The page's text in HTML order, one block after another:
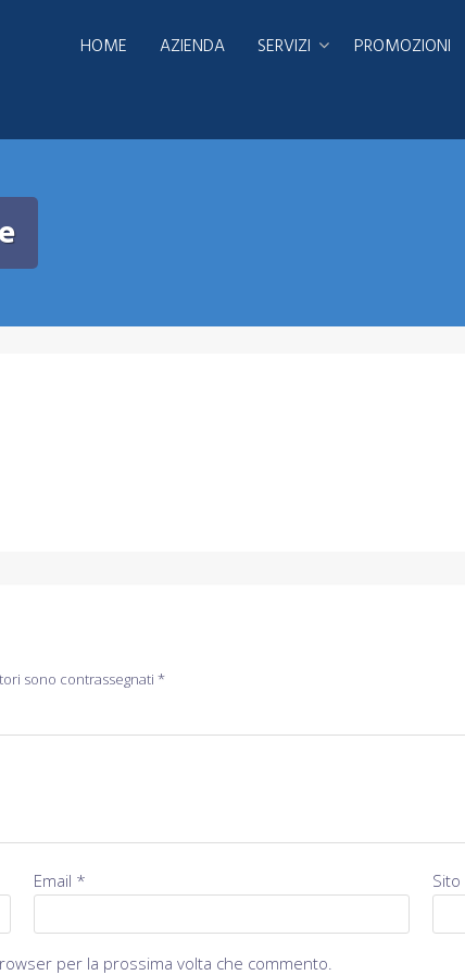
HOME AZIENDA SERVIZI PROMOZIONI
sono contrassegnati *
Email *
per la prossima volta che commento.